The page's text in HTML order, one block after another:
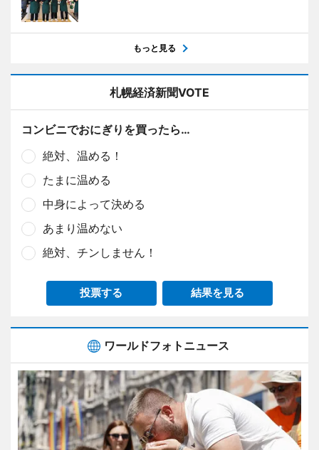
もっと見る
札幌経済新聞VOTE
コンビニでおにぎりを買ったら…
絶対、温める！
たまに温める
中身によって決める
あまり温めない
絶対、チンしません！
投票する 結果を見る
ワールドフォトニュース